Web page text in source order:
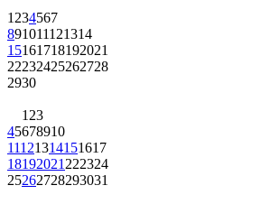
1 234567
891011121314
15161718192021
22232425262728
2930
1 23
45678910
11121314151617
18192021 222324
25262728293031